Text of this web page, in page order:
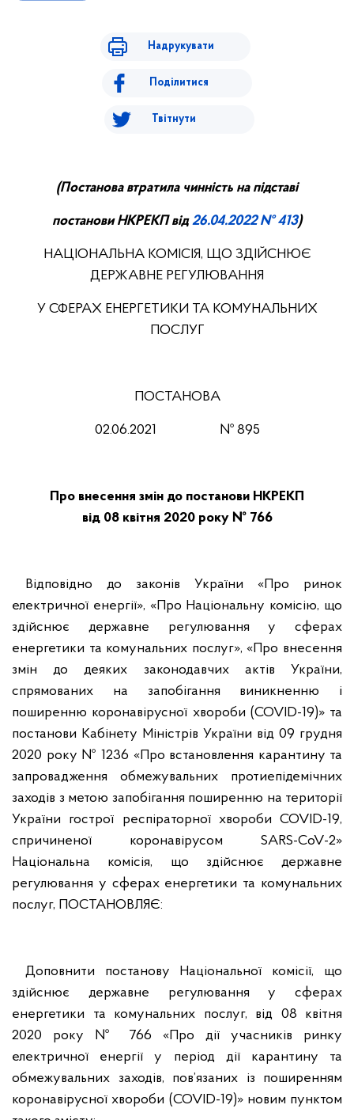
Надрукувати
Поділитися
Твітнути
(Постанова втратила чинність на підставі
постанови НКРЕКПвід26.04.2022№ 413)
НАЦІОНАЛЬНА КОМІСІЯ, ЩО ЗДІЙСНЮЄ
ДЕРЖАВНЕ РЕГУЛЮВАННЯ
У СФЕРАХ ЕНЕРГЕТИКИ ТА КОМУНАЛЬНИХ
ПОСЛУГ
ПОСТАНОВА
02.06.2021 № 895
Про внесення змін до постанови НКРЕКП
від 08 квітня 2020 року № 766
Відповідно до законів України «Про ринок
електричної енергії», «Про Національну комісію, що
здійснює державне регулювання у сферах
енергетики та комунальних послуг», «Про внесення
змін до деяких законодавчих актів України,
спрямованих на запобігання виникненню і
поширенню коронавірусної хвороби (COVID-19)» та
постанови Кабінету Міністрів України від 09 грудня
2020 року № 1236 «Про встановлення карантину та
запровадження обмежувальних протиепідемічних
заходів з метою запобігання поширенню на території
України гострої респіраторної хвороби COVID-19,
спричиненої коронавірусом SARS-CoV-2»
Національна комісія, що здійснює державне
регулювання у сферах енергетики та комунальних
послуг, ПОСТАНОВЛЯЄ:
Доповнити постанову Національної комісії, що
здійснює державне регулювання у сферах
енергетики та комунальних послуг, від 08 квітня
2020 року № 766 «Про дії учасників ринку
електричної енергії у період дії карантину та
обмежувальних заходів, пов’язаних із поширенням
коронавірусної хвороби (COVID-19)» новим пунктом